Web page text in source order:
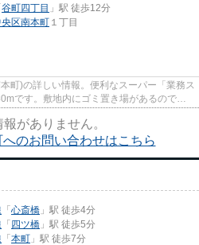
谷町四丁目 」駅 徒歩12分
区南本町 １丁目
町)の詳しい情報。便利なスーパー「業務ス
です。敷地内にゴミ置き場があるのでわ
がありません。
のお問い合わせはこちら
「心斎橋 」駅 徒歩4分
「四ツ橋 」駅 徒歩5分
「本町 」駅 徒歩7分